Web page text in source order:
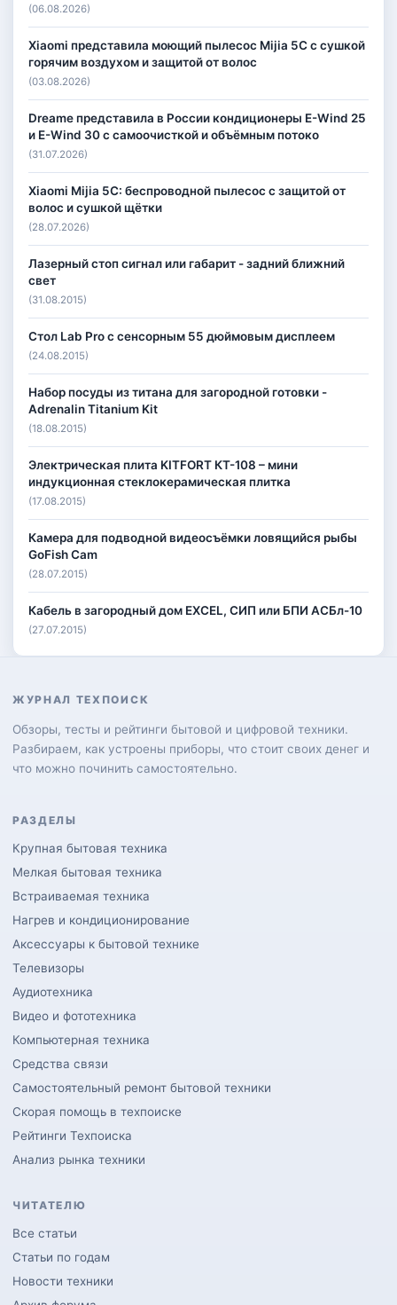
(06.08.2026)
Xiaomi представила моющий пылесос Mijia 5C с сушкой
горячим воздухом и защитой от волос
(03.08.2026)
Dreame представила в России кондиционеры E-Wind 25
и E-Wind 30 с самоочисткой и объёмным потоко
(31.07.2026)
Xiaomi Mijia 5C: беспроводной пылесос с защитой от
волос и сушкой щётки
(28.07.2026)
Лазерный стоп сигнал или габарит - задний ближний
свет
(31.08.2015)
Стол Lab Pro с сенсорным 55 дюймовым дисплеем
(24.08.2015)
Набор посуды из титана для загородной готовки -
Adrenalin Titanium Kit
(18.08.2015)
Электрическая плита KITFORT КТ-108 – мини
индукционная стеклокерамическая плитка
(17.08.2015)
Камера для подводной видеосъёмки ловящийся рыбы
GoFish Cam
(28.07.2015)
Кабель в загородный дом EXCEL, СИП или БПИ АСБл-10
(27.07.2015)
ЖУРНАЛ ТЕХПОИСК
Обзоры, тесты и рейтинги бытовой и цифровой техники.
Разбираем, как устроены приборы, что стоит своих денег и
что можно починить самостоятельно.
РАЗДЕЛЫ
Крупная бытовая техника
Мелкая бытовая техника
Встраиваемая техника
Нагрев и кондиционирование
Аксессуары к бытовой технике
Телевизоры
Аудиотехника
Видео и фототехника
Компьютерная техника
Средства связи
Самостоятельный ремонт бытовой техники
Скорая помощь в техпоиске
Рейтинги Техпоиска
Анализ рынка техники
ЧИТАТЕЛЮ
Все статьи
Статьи по годам
Новости техники